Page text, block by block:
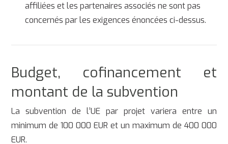
affiliées et les partenaires associés ne sont pas
concernés par les exigences énoncées ci-dessus.
Budget, cofinancement et
montant de la subvention
La subvention de l’UE par projet variera entre un
minimum de 100 000 EUR et un maximum de 400 000
EUR.